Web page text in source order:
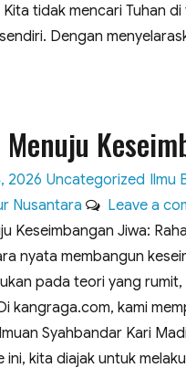
tidak mencari Tuhan
Dengan
2026 Categories
Uncategorized Tags
Ilmu
Nusantara
Leave a
Keseimbangan Jiwa:
nyata membangun
pada teori yang
kangraga.com, kami
Syahbandar Kari
ini, kita diajak untuk